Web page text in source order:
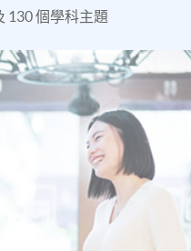
130 個學科主題